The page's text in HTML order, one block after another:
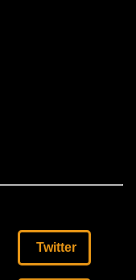
Twitter